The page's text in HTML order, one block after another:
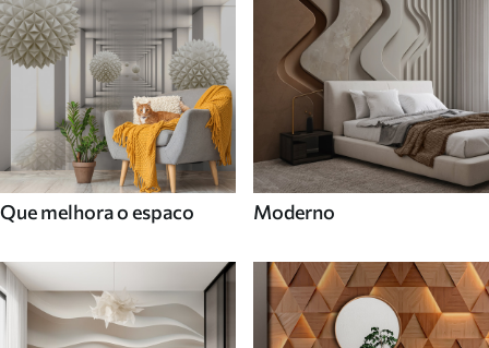
Que melhora o espaco Moderno